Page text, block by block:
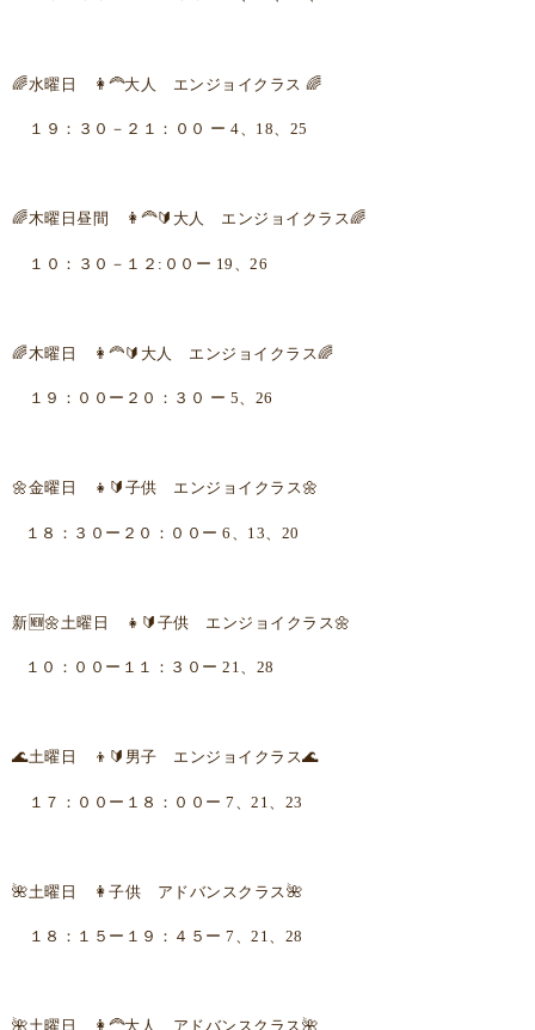
🌈水曜日 👩‍🦰大人 エンジョイクラス 🌈
１９：３０－２１：００ ー 4、18、25
🌈木曜日昼間 👩‍🦰🔰大人 エンジョイクラス🌈
１０：３０－１２:００ー 19、26
🌈木曜日 👩‍🦰🔰大人 エンジョイクラス🌈
１９：００ー２０：３０ ー 5、26
🌼金曜日 👧🔰子供 エンジョイクラス🌼
１８：３０ー２０：００ー 6、13、20
新🆕🌼土曜日 👧🔰子供 エンジョイクラス🌼
１０：００ー１１：３０ー 21、28
🌊土曜日 👦🔰男子 エンジョイクラス🌊
１７：００ー１８：００ー 7、21、23
🌺土曜日 👩子供 アドバンスクラス🌺
１８：１５ー１９：４５ー 7、21、28
🌺土曜日 👩‍🦰大人 アドバンスクラス🌺